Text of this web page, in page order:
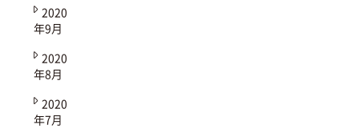
2020
年9月
2020
年8月
2020
年7月